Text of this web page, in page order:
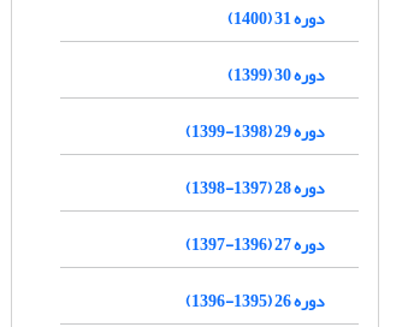
دوره 31 (1400)
دوره 30 (1399)
دوره 29 (1398-1399)
دوره 28 (1397-1398)
دوره 27 (1396-1397)
دوره 26 (1395-1396)